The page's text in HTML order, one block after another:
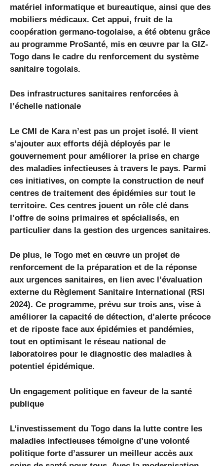
matériel informatique et bureautique, ainsi que des
mobiliers médicaux. Cet appui, fruit de la
coopération germano-togolaise, a été obtenu grâce
au programme ProSanté, mis en œuvre par la GIZ-
Togo dans le cadre du renforcement du système
sanitaire togolais.
Des infrastructures sanitaires renforcées à
l’échelle nationale
Le CMI de Kara n’est pas un projet isolé. Il vient
s’ajouter aux efforts déjà déployés par le
gouvernement pour améliorer la prise en charge
des maladies infectieuses à travers le pays. Parmi
ces initiatives, on compte la construction de neuf
centres de traitement des épidémies sur tout le
territoire. Ces centres jouent un rôle clé dans
l’offre de soins primaires et spécialisés, en
particulier dans la gestion des urgences sanitaires.
De plus, le Togo met en œuvre un projet de
renforcement de la préparation et de la réponse
aux urgences sanitaires, en lien avec l’évaluation
externe du Règlement Sanitaire International (RSI
2024). Ce programme, prévu sur trois ans, vise à
améliorer la capacité de détection, d’alerte précoce
et de riposte face aux épidémies et pandémies,
tout en optimisant le réseau national de
laboratoires pour le diagnostic des maladies à
potentiel épidémique.
Un engagement politique en faveur de la santé
publique
L’investissement du Togo dans la lutte contre les
maladies infectieuses témoigne d’une volonté
politique forte d’assurer un meilleur accès aux